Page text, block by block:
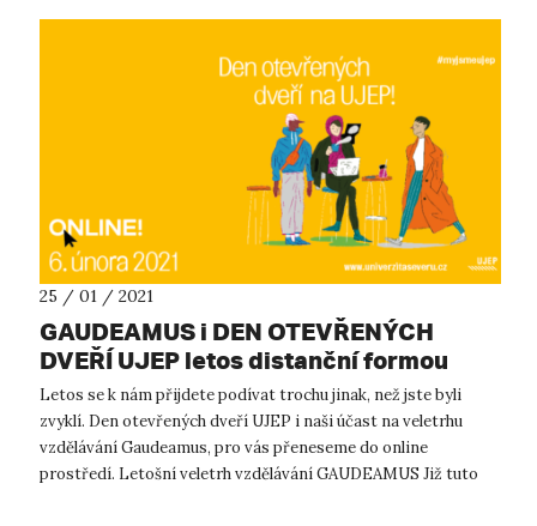
25 / 01 / 2021
GAUDEAMUS i DEN OTEVŘENÝCH
DVEŘÍ UJEP letos distanční formou
Letos se k nám přijdete podívat trochu jinak, než jste byli
zvyklí. Den otevřených dveří UJEP i naši účast na veletrhu
vzdělávání Gaudeamus, pro vás přeneseme do online
prostředí. Letošní veletrh vzdělávání GAUDEAMUS Již tuto